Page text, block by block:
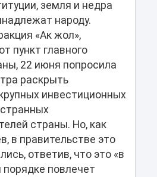
земля и недра
народу.
«Ак жол»,
пункт главного
22 июня попросила
раскрыть
инвестиционных
страны. Но, как
в правительстве это
ответив, что это «в
повлечет